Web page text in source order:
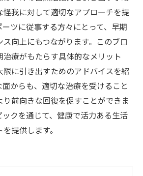
怪我に対して適切なアプローチを提
ツに従事する方々にとって、早期
向上にもつながります。このブロ
療がもたらす具体的なメリット
に引き出すためのアドバイスを紹
からも、適切な治療を受けること
前向きな回復を促すことができま
クを通じて、健康で活力ある生活
提供します。